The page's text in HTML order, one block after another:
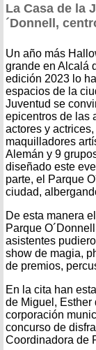
La Casa de la
´Donnell,
Un año más
grande en Alcalá
edición 2023 lo
espacios de la
Juventud se
epicentros de las
actores y
maquilladores
Alemán y 9
diseñado este
parte, el Parque
ciudad,
De esta manera
Parque
asistentes
show de magia,
de premios,
En la cita han
de Miguel, Esther
corporación
concurso de
Coordinadora de